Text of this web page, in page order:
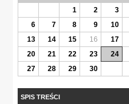
1
2 3
6
7 8 9 10
13
14 15 16 17
20
21 22 23 24
27
28 29 30
SPIS TREŚCI